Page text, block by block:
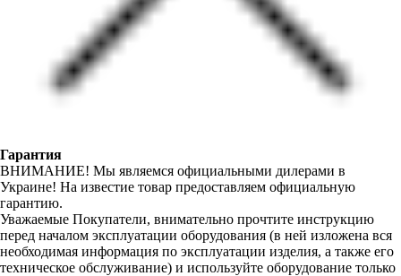
Гарантия
ВНИМАНИЕ! Мы являемся официальными дилерами в
Украине! На известие товар предоставляем официальную
гарантию.
Уважаемые Покупатели, внимательно прочтите инструкцию
перед началом эксплуатации оборудования (в ней изложена вся
необходимая информация по эксплуатации изделия, а также его
техническое обслуживание) и используйте оборудование только